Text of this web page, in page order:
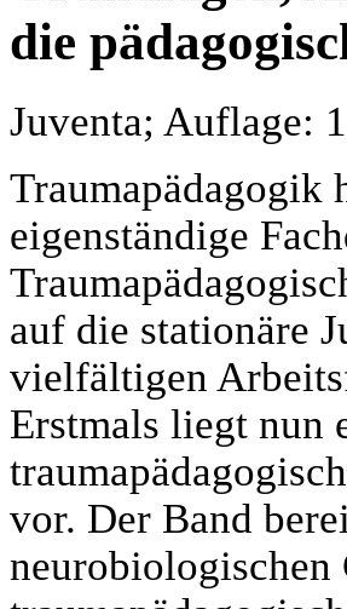
die
Juventa; Auflage:
Traumapädagogik
eigenständige
auf die stationäre
vielfältigen
Erstmals liegt nun
vor. Der Band